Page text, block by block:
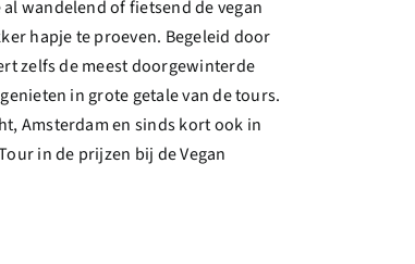
wandelend of fietsend de vegan
hapje te proeven. Begeleid door
zelfs de meest doorgewinterde
in grote getale van de tours.
Amsterdam en sinds kort ook in
in de prijzen bij de Vegan